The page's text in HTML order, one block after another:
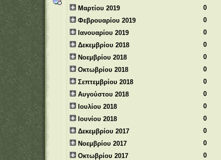
Μαρτίου 2019
0
Φεβρουαρίου 2019
0
Ιανουαρίου 2019
0
Δεκεμβρίου 2018
0
Νοεμβρίου 2018
0
Οκτωβρίου 2018
0
Σεπτεμβρίου 2018
0
Αυγούστου 2018
0
Ιουλίου 2018
0
Ιουνίου 2018
0
Δεκεμβρίου 2017
0
Νοεμβρίου 2017
0
Οκτωβρίου 2017
0